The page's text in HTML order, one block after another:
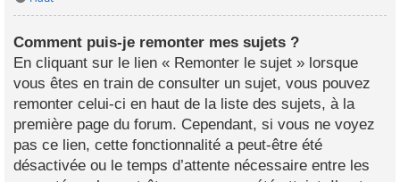
Comment puis-je remonter mes sujets ?
En cliquant sur le lien « Remonter le sujet » lorsque
vous êtes en train de consulter un sujet, vous pouvez
remonter celui-ci en haut de la liste des sujets, à la
première page du forum. Cependant, si vous ne voyez
pas ce lien, cette fonctionnalité a peut-être été
désactivée ou le temps d’attente nécessaire entre les